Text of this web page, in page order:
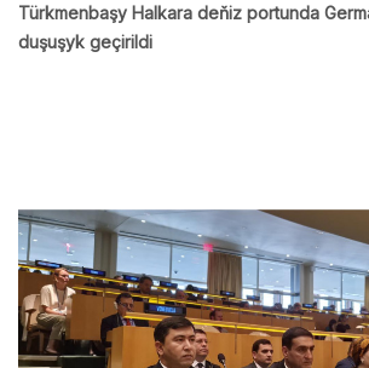
Türkmenbaşy Halkara deňiz portunda
duşuşyk geçirildi